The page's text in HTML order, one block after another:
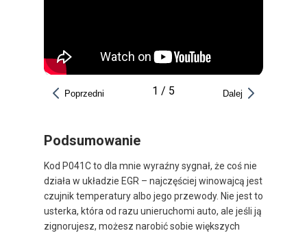
Poprzedni 1 / 5 Dalej
Podsumowanie
Kod P041C to dla mnie wyraźny sygnał, że coś nie
działa w układzie EGR – najczęściej winowajcą jest
czujnik temperatury albo jego przewody. Nie jest to
usterka, która od razu unieruchomi auto, ale jeśli ją
zignorujesz, możesz narobić sobie większych